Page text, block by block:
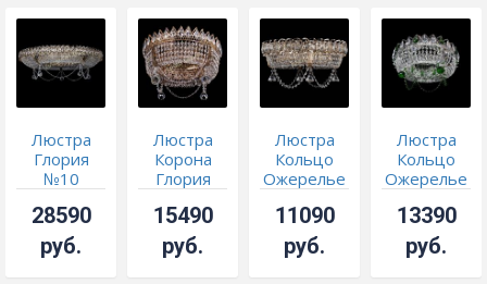
Люстра
Глория
№10
28590
руб.
Люстра
Корона
Глория
15490
руб.
Люстра
Кольцо
Ожерелье
11090
руб.
Люстра
Кольцо
Ожерелье
цветная
13390
руб.